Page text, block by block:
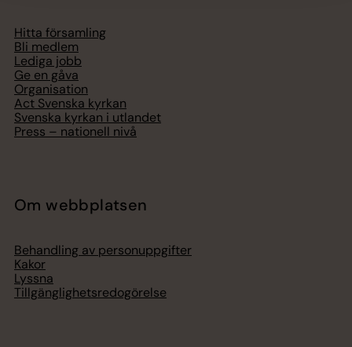
Hitta församling
Bli medlem
Lediga jobb
Ge en gåva
Organisation
Act Svenska kyrkan
Svenska kyrkan i utlandet
Press – nationell nivå
Om webbplatsen
Behandling av personuppgifter
Kakor
Lyssna
Tillgänglighetsredogörelse